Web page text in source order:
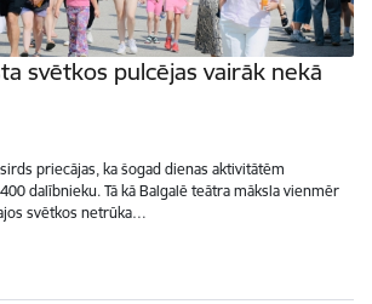
svētkos pulcējas vairāk nekā
priecājas, ka šogad dienas aktivitātēm
dalībnieku. Tā kā Balgalē teātra māksla vienmēr
svētkos netrūka…